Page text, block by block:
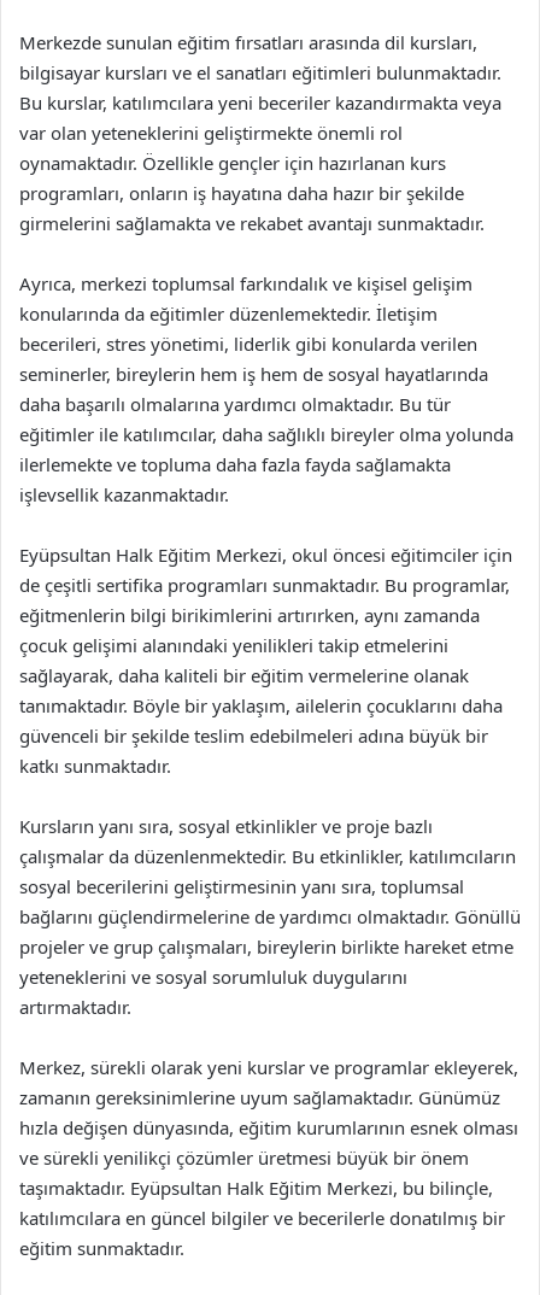
Merkezde sunulan eğitim fırsatları arasında dil kursları,
bilgisayar kursları ve el sanatları eğitimleri bulunmaktadır.
Bu kurslar, katılımcılara yeni beceriler kazandırmakta veya
var olan yeteneklerini geliştirmekte önemli rol
oynamaktadır. Özellikle gençler için hazırlanan kurs
programları, onların iş hayatına daha hazır bir şekilde
girmelerini sağlamakta ve rekabet avantajı sunmaktadır.
Ayrıca, merkezi toplumsal farkındalık ve kişisel gelişim
konularında da eğitimler düzenlemektedir. İletişim
becerileri, stres yönetimi, liderlik gibi konularda verilen
seminerler, bireylerin hem iş hem de sosyal hayatlarında
daha başarılı olmalarına yardımcı olmaktadır. Bu tür
eğitimler ile katılımcılar, daha sağlıklı bireyler olma yolunda
ilerlemekte ve topluma daha fazla fayda sağlamakta
işlevsellik kazanmaktadır.
Eyüpsultan Halk Eğitim Merkezi, okul öncesi eğitimciler için
de çeşitli sertifika programları sunmaktadır. Bu programlar,
eğitmenlerin bilgi birikimlerini artırırken, aynı zamanda
çocuk gelişimi alanındaki yenilikleri takip etmelerini
sağlayarak, daha kaliteli bir eğitim vermelerine olanak
tanımaktadır. Böyle bir yaklaşım, ailelerin çocuklarını daha
güvenceli bir şekilde teslim edebilmeleri adına büyük bir
katkı sunmaktadır.
Kursların yanı sıra, sosyal etkinlikler ve proje bazlı
çalışmalar da düzenlenmektedir. Bu etkinlikler, katılımcıların
sosyal becerilerini geliştirmesinin yanı sıra, toplumsal
bağlarını güçlendirmelerine de yardımcı olmaktadır. Gönüllü
projeler ve grup çalışmaları, bireylerin birlikte hareket etme
yeteneklerini ve sosyal sorumluluk duygularını
artırmaktadır.
Merkez, sürekli olarak yeni kurslar ve programlar ekleyerek,
zamanın gereksinimlerine uyum sağlamaktadır. Günümüz
hızla değişen dünyasında, eğitim kurumlarının esnek olması
ve sürekli yenilikçi çözümler üretmesi büyük bir önem
taşımaktadır. Eyüpsultan Halk Eğitim Merkezi, bu bilinçle,
katılımcılara en güncel bilgiler ve becerilerle donatılmış bir
eğitim sunmaktadır.